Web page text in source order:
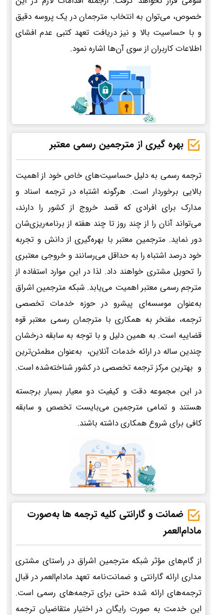
خصوص، می‌توان به انتخاب مترجمان در یک پروسه دقیق
و با حساسیت بالا و نیز دریافت تعهد کتبی عدم افشای
اطلاعات کاربران از سوی آن‌ها اشاره نمود.
بهره گیری از مترجمین رسمی معتبر
ترجمه رسمی به دلیل حساسیت‌های خاص خود از اهمیت
بالایی برخوردار است. هرگونه اشتباه در ترجمه اسناد و
مدارک برای افرادی که قصد خروج از کشور را دارند،
می‌تواند آنان را از چند روز تا چند هفته از برنامه‌ریزی‌شان
دور نماید. مترجمین معتبر با بهره‌گیری از دانش و تجربه
خود درصد اشتباه را به حداقل می‌رسانند و خروجی معتبری
را تحویل مشتری خواهند داد. لذا در این موارد استفاده از
مترجم رسمی معتبر اهمیت می‌یابد. شبکه مترجمین اشراق
به‌عنوان موسسه‌ای پیشرو در حوزه خدمات تخصصی
ترجمه، مفتخر به همکاری با مترجمان رسمی معتبر قوه
قضاییه است. به همین دلیل و با توجه به سابقه درخشان
چندین ساله در ارائه خدمات آنلاین، به‌عنوان مطمئن‌ترین
و بهترین مرکز ترجمه تخصصی در کشور شناخته‌شده است.
در این مجموعه دقت و کیفیت دو معیار بسیار برجسته
هستند و تمامی مترجمین می‌بایست تخصص و سابقه
کافی برای شروع همکاری داشته باشند.
ضمانت و گارانتی کلیه ترجمه ها به‌صورت
مادام‌العمر
از گام‌های مؤثر شبکه مترجمین اشراق در راستای مشتری
مداری ارائه گارانتی و ضمانت‌نامه تعهد مادام‌العمر در قبال
ترجمه‌های ارائه شده حتی برای ترجمه‌های رسمی است.
این خدمت به صورت رایگان در اختیار متقاضیان ترجمه